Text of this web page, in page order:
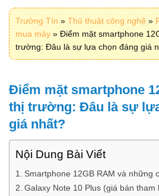
Trường Tín » Thủ thuật công nghệ »
mua máy » Điểm mặt smartphone
trường: Đâu là sự lựa chọn đáng giá
Điểm mặt smartphone
thị trường: Đâu là sự
giá nhất?
Nội Dung Bài Viết
Smartphone 12GB RAM và những
Galaxy Note 10 Plus (giá bán tham